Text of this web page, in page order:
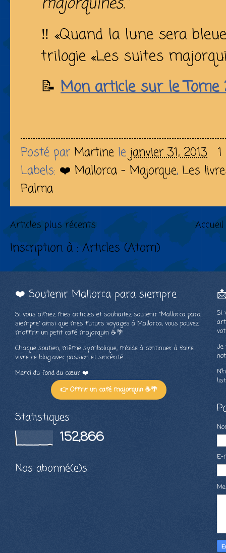
‼️ «Quand la lune sera
trilogie «Les suites
📝 Mon article sur le Tome
Posté par Martine le janvier 31, 2013
Labels: ❤️ Mallorca - Majorque, Les
Palma
Articles plus récents Accueil
Inscription à : Articles (Atom)
❤️ Soutenir Mallorca para siempre
Si vous aimez mes articles et souhaitez soutenir "Mallorca para
siempre" ainsi que mes futurs voyages à Mallorca, vous pouvez
m’offrir un petit café majorquin ☕🌴
Chaque soutien, même symbolique, m’aide à continuer à faire
vivre ce blog avec passion et sincérité.
Merci du fond du cœur ❤️
👉 Offrir un café majorquin ☕🌴
Statistiques
152,866
Nos abonné(e)s
Si
Je